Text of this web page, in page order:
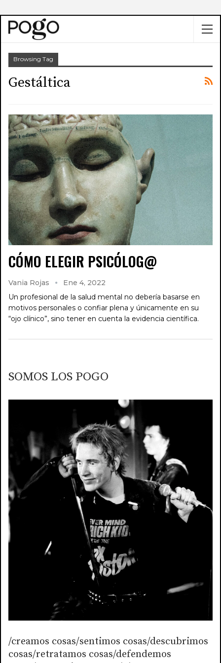
Browsing Tag
Gestáltica
CÓMO ELEGIR PSICÓLOG@
Vania Rojas
Ene 4, 2022
Un profesional de la salud mental no debería basarse en
motivos personales o confiar plena y únicamente en su
“ojo clínico”, sino tener en cuenta la evidencia científica.
SOMOS LOS POGO
/creamos cosas/sentimos cosas/descubrimos
cosas/retratamos cosas/defendemos